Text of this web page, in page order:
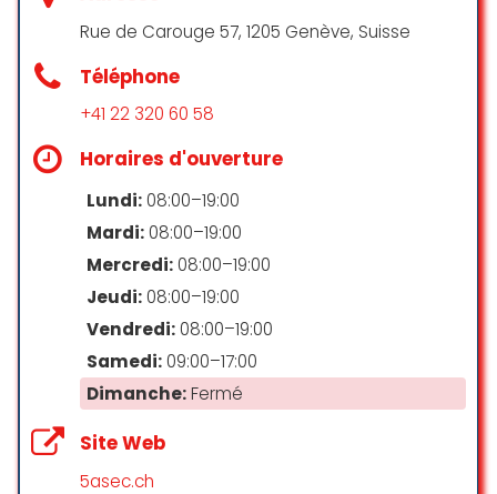
Rue de Carouge 57, 1205 Genève, Suisse
Téléphone
+41 22 320 60 58
Horaires d'ouverture
Lundi: 08:00–19:00
Mardi: 08:00–19:00
Mercredi: 08:00–19:00
Jeudi: 08:00–19:00
Vendredi: 08:00–19:00
Samedi: 09:00–17:00
Dimanche:Fermé
Site Web
5asec.ch